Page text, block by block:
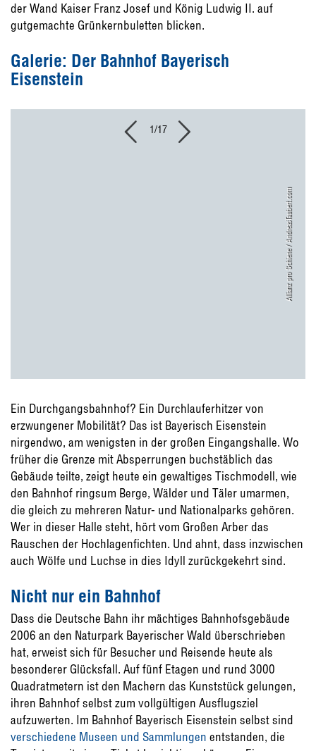
der Wand Kaiser Franz Josef und König Ludwig II. auf
gutgemachte Grünkernbuletten blicken.
Galerie: Der Bahnhof Bayerisch
Eisenstein
Allianz pro Schiene / AndreasTaubert.com
1/17
Ein Durchgangsbahnhof? Ein Durchlauferhitzer von
erzwungener Mobilität? Das ist Bayerisch Eisenstein
nirgendwo, am wenigsten in der großen Eingangshalle. Wo
früher die Grenze mit Absperrungen buchstäblich das
Gebäude teilte, zeigt heute ein gewaltiges Tischmodell, wie
den Bahnhof ringsum Berge, Wälder und Täler umarmen,
die gleich zu mehreren Natur- und Nationalparks gehören.
Wer in dieser Halle steht, hört vom Großen Arber das
Rauschen der Hochlagenfichten. Und ahnt, dass inzwischen
auch Wölfe und Luchse in dies Idyll zurückgekehrt sind.
Nicht nur ein Bahnhof
Dass die Deutsche Bahn ihr mächtiges Bahnhofsgebäude
2006 an den Naturpark Bayerischer Wald überschrieben
hat, erweist sich für Besucher und Reisende heute als
besonderer Glücksfall. Auf fünf Etagen und rund 3000
Quadratmetern ist den Machern das Kunststück gelungen,
ihren Bahnhof selbst zum vollgültigen Ausflugsziel
aufzuwerten. Im Bahnhof Bayerisch Eisenstein selbst sind
verschiedene Museen und Sammlungen entstanden, die